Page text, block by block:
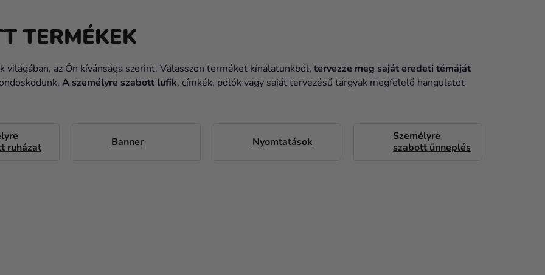
TERMÉKEK
az Ön kívánsága szerint. Válasszon terméket kínálatunkból, tervezze meg saját eredeti témáját
A személyre szabott lufik, címkék, pólók vagy saját tervezésű tárgyak megfelelő hangulatot
ruházat
Banner Nyomtatások
Személyre
szabott ünneplés